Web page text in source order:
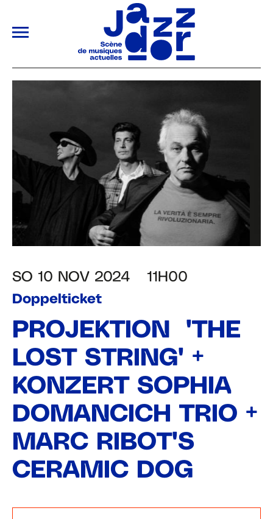
ALLER AU CONTENU PRINCIPAL
SO 10 NOV 2024 11H00
Doppelticket
PROJEKTION "THE
LOST STRING" +
KONZERT SOPHIA
DOMANCICH TRIO +
MARC RIBOT'S
CERAMIC DOG